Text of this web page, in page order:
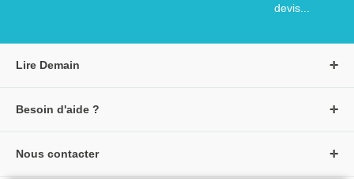
devis...
Lire Demain
Besoin d'aide ?
Nous contacter